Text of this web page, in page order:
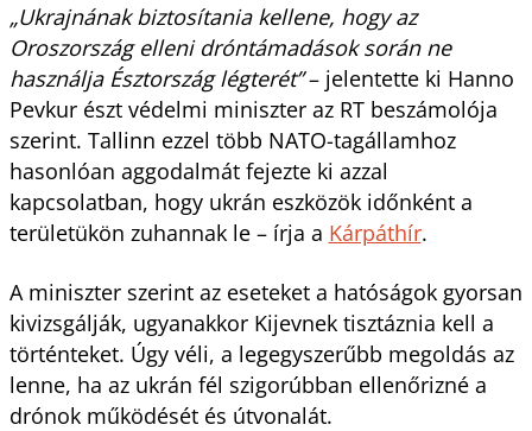
„Ukrajnának biztosítania kellene, hogy az
Oroszország elleni dróntámadások során ne
használja Észtország légterét”– jelentette ki Hanno
Pevkur észt védelmi miniszter az RT beszámolója
szerint. Tallinn ezzel több NATO-tagállamhoz
hasonlóan aggodalmát fejezte ki azzal
kapcsolatban, hogy ukrán eszközök időnként a
területükön zuhannak le – írja a Kárpáthír.
A miniszter szerint az eseteket a hatóságok gyorsan
kivizsgálják, ugyanakkor Kijevnek tisztáznia kell a
történteket. Úgy véli, a legegyszerűbb megoldás az
lenne, ha az ukrán fél szigorúbban ellenőrizné a
drónok működését és útvonalát.